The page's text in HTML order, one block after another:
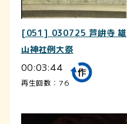
[051] 030725 芦峅寺 雄
山神社例大祭
00:03:44
再生回数：76